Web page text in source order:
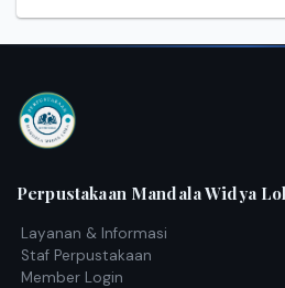
Perpustakaan Mandala Widya
Layanan & Informasi
Staf Perpustakaan
Member Login